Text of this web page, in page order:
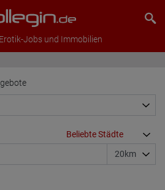
Jobs und Immobilien